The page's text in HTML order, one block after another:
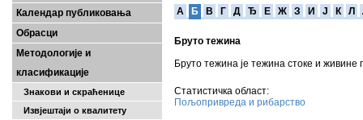
Календар публиковања
Обрасци
Методологије и
класификације
Знакови и скраћенице
Извјештаји о квалитету
A Б В Г Д Ђ Е Ж З И Ј К Л
Бруто тежина
Бруто тежина је тежина стоке и живине
Статистичка област:
Пољопривреда и рибарство